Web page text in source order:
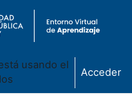
usando el
Acceder